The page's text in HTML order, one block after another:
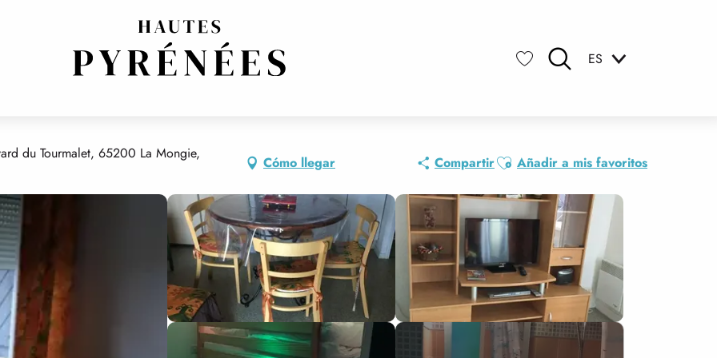
ES
du Tourmalet, 65200 La Mongie,
Cómo llegar CompartirAjouter aux favoris
Añadir a mis favoritos